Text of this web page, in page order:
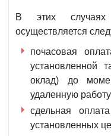
В этих случаях
осуществляется
почасовая
установленной
оклад) до
удаленную
сдельная
установленных